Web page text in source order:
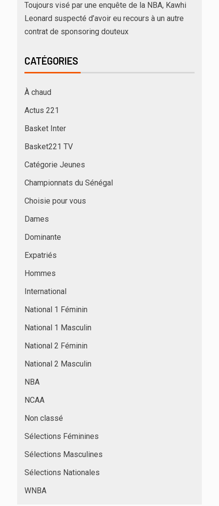
Toujours visé par une enquête de la NBA, Kawhi
Leonard suspecté d’avoir eu recours à un autre
contrat de sponsoring douteux
CATÉGORIES
À chaud
Actus 221
Basket Inter
Basket221 TV
Catégorie Jeunes
Championnats du Sénégal
Choisie pour vous
Dames
Dominante
Expatriés
Hommes
International
National 1 Féminin
National 1 Masculin
National 2 Féminin
National 2 Masculin
NBA
NCAA
Non classé
Sélections Féminines
Sélections Masculines
Sélections Nationales
WNBA